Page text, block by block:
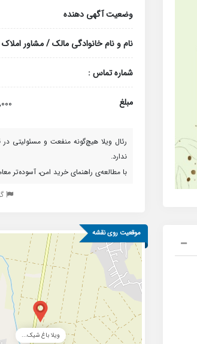
وضعیت آگهی دهنده
نام و نام خانوادگی مالک / مشاور املاک
شماره تماس :
مبلغ
رئال ویلا هیچ‌گونه منفعت و مسئولیتی در
ندارد.
با مطالعه‌ی راهنمای خرید امن، آسوده‌تر
موقعیت روی نقشه
ویلا باغ شیک...